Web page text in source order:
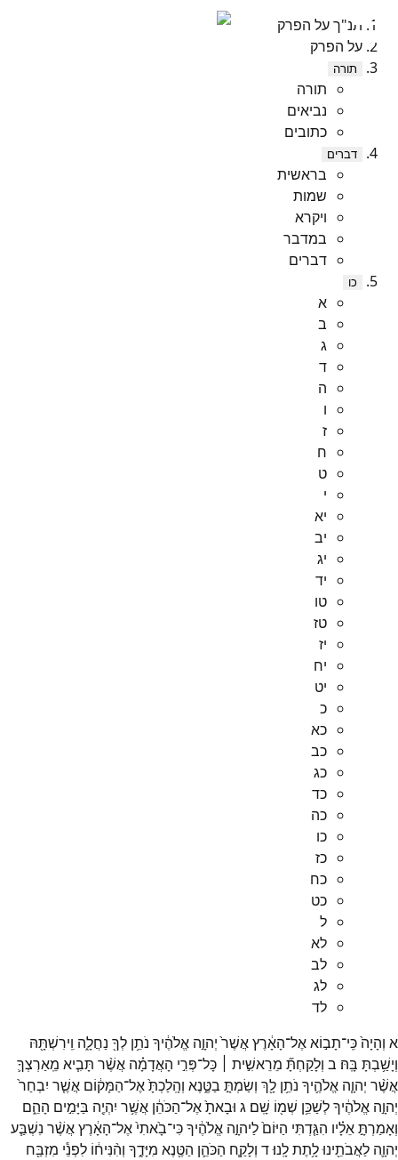
תנ"ך על הפרק
על הפרק
תורה
תורה
נביאים
כתובים
דברים
בראשית
שמות
ויקרא
במדבר
דברים
כו
א
ב
ג
ד
ה
ו
ז
ח
ט
י
יא
יב
יג
יד
טו
טז
יז
יח
יט
כ
כא
כב
כג
כד
כה
כו
כז
כח
כט
ל
לא
לב
לג
לד
א וְהָיָה֙כִּֽי־תָב֣וֹאאֶל־הָאָ֔רֶץאֲשֶׁר֙ יְהוָ֣ה אֱלֹהֶ֔יךָ נֹתֵ֥ן לְךָ֖ נַחֲלָ֑ה וִֽירִשְׁתָּ֖הּ
וְיָשַׁ֥בְתָּ בָּֽהּ׃ ב וְלָקַחְתָּ֞ מֵרֵאשִׁ֣ית ׀ כָּל־פְּרִ֣י הָאֲדָמָ֗ה אֲשֶׁ֨ר תָּבִ֧יא מֵֽאַרְצְךָ֛
אֲשֶׁ֨ר יְהוָ֧ה אֱלֹהֶ֛יךָ נֹתֵ֥ן לָ֖ךְ וְשַׂמְתָּ֣ בַטֶּ֑נֶא וְהָֽלַכְתָּ֙אֶל־הַמָּק֔וֹם אֲשֶׁ֤ר יִבְחַר֙
יְהוָ֣ה אֱלֹהֶ֔יךָלְשַׁכֵּ֥ן שְׁמ֖וֹ שָֽׁם׃ ג וּבָאתָ֙אֶל־הַכֹּהֵ֔ן אֲשֶׁ֥ר יִהְיֶ֖ה בַּיָּמִ֣ים הָהֵ֑ם
וְאָמַרְתָּ֣אֵלָ֗יו הִגַּ֤דְתִּי הַיּוֹם֙לַיהוָ֣ה אֱלֹהֶ֔יךָכִּי־בָ֙אתִי֙אֶל־הָאָ֔רֶץאֲשֶׁ֨ר נִשְׁבַּ֧ע
יְהוָ֛ה לַאֲבֹתֵ֖ינוּלָ֥תֶתלָֽנוּ׃ד וְלָקַ֧ח הַכֹּהֵ֛ן הַטֶּ֖נֶא מִיָּדֶ֑ךָ וְהִ֨נִּיח֔וֹ לִפְנֵ֕י מִזְבַּ֖ח